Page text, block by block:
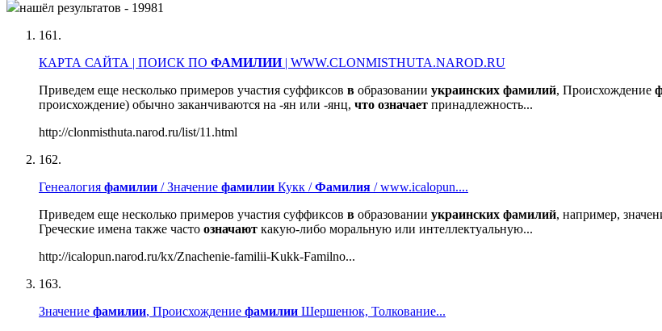
нашёл результатов - 19981
161.
КАРТА САЙТА | ПОИСК ПО ФАМИЛИИ| WWW.CLONMISTHUTA.NAROD.RU
Приведем еще несколько примеров участия суффиксов в образовании украинских фамилий, Происхождение
происхождение) обычно заканчиваются на -ян или -янц, что означает принадлежность...
http://clonmisthuta.narod.ru/list/11.html
162.
Генеалогия фамилии / Значение фамилии Кукк /Фамилия / www.icalopun....
Приведем еще несколько примеров участия суффиксов в образовании украинских фамилий, например,
Греческие имена также часто означают какую-либо моральную или интеллектуальную...
http://icalopun.narod.ru/kx/Znachenie-familii-Kukk-Familno...
163.
Значение фамилии, Происхождение фамилии Шершенюк, Толкование...